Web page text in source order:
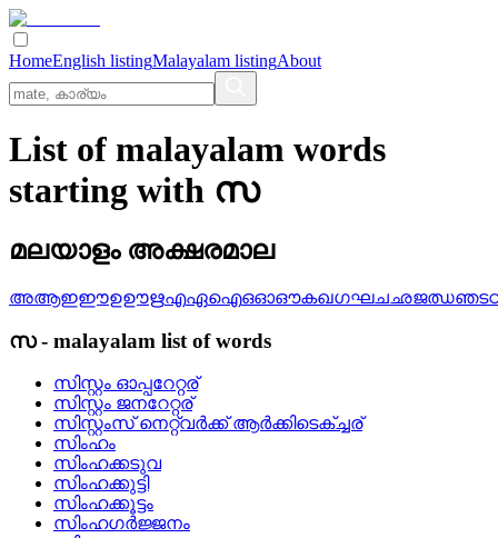
HomeEnglish listingMalayalam listingAbout
List of malayalam words
starting with സ
മലയാളം അക്ഷരമാല
അആഇഈഉഊഋഎഏഐഒഓഔകഖഗഘചഛജഝഞട
സ- malayalam list of words
സിസ്റ്റം ഓപ്പറേറ്റര്
സിസ്റ്റം ജനറേറ്റര്
സിസ്റ്റംസ്‌ നെറ്റ്‌വര്‍ക്ക്‌ ആര്‍ക്കിടെക്‌ച്ചര്
സിംഹം
സിംഹക്കടുവ
സിംഹക്കുട്ടി
സിംഹക്കൂട്ടം
സിംഹഗര്‍ജ്ജനം